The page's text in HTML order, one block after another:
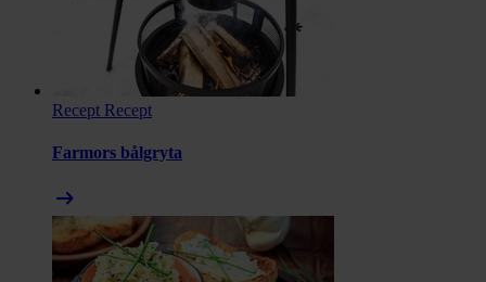
Recept Recept
Farmors bålgryta
arrow_right_alt